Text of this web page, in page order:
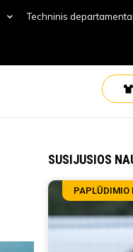
Techninis
SUSIJUSIOS
PAPLŪDIMIO